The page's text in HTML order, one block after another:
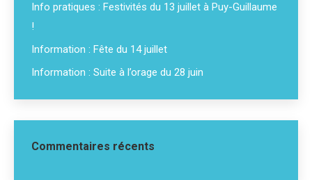
Info pratiques : Festivités du 13 juillet à Puy-Guillaume
!
Information : Fête du 14 juillet
Information : Suite à l’orage du 28 juin
Commentaires récents